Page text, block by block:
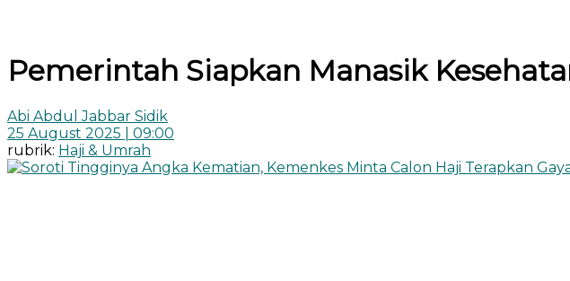
Pemerintah Siapkan Manasik
Abi Abdul Jabbar Sidik
25 August 2025 | 09:00
rubrik: Haji & Umrah